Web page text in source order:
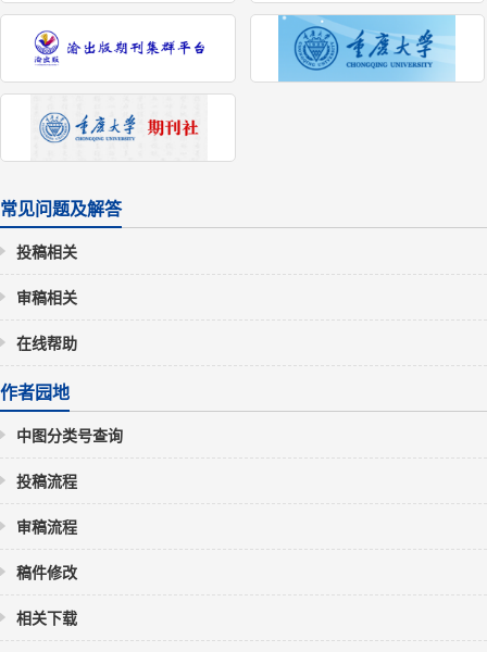
常见问题及解答
投稿相关
审稿相关
在线帮助
作者园地
中图分类号查询
投稿流程
审稿流程
稿件修改
相关下载